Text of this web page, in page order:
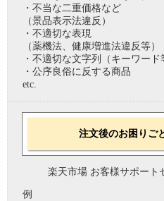
・不当な二重価格など
（景品表示法違反）
・不適切な表現
（薬機法、健康増進法違反等）
・不適切な文字列（キーワード
・公序良俗に反する商品
etc.
注文後のお困りご
楽天市場 お客様サポート
例